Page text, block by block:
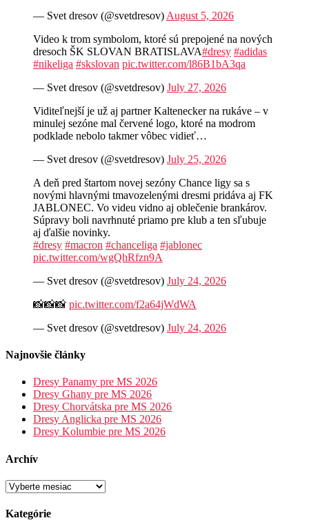
— Svet dresov (@svetdresov) August 5, 2026
Video k trom symbolom, ktoré sú prepojené na nových
dresoch ŠK SLOVAN BRATISLAVA#dresy #adidas
#nikeliga #skslovan pic.twitter.com/l86B1bA3qa
— Svet dresov (@svetdresov) July 27, 2026
Viditeľnejší je už aj partner Kaltenecker na rukáve – v
minulej sezóne mal červené logo, ktoré na modrom
podklade nebolo takmer vôbec vidieť…
— Svet dresov (@svetdresov) July 25, 2026
A deň pred štartom novej sezóny Chance ligy sa s
novými hlavnými tmavozelenými dresmi pridáva aj FK
JABLONEC. Vo videu vidno aj oblečenie brankárov.
Súpravy boli navrhnuté priamo pre klub a ten sľubuje
aj ďalšie novinky.
#dresy #macron #chanceliga #jablonec
pic.twitter.com/wgQhRfzn9A
— Svet dresov (@svetdresov) July 24, 2026
📸📸📸 pic.twitter.com/f2a64jWdWA
— Svet dresov (@svetdresov) July 24, 2026
Najnovšie články
Dresy Panamy pre MS 2026
Dresy Ghany pre MS 2026
Dresy Chorvátska pre MS 2026
Dresy Anglicka pre MS 2026
Dresy Kolumbie pre MS 2026
Archív
Archív
Kategórie